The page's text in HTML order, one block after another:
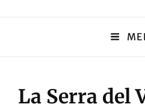
La Serra del